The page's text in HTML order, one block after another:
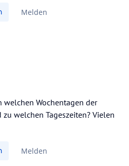
Melden
welchen Wochentagen der
welchen Tageszeiten? Vielen
Melden